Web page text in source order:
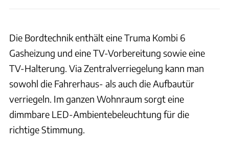
Die Bordtechnik enthält eine Truma Kombi 6
Gasheizung und eine TV-Vorbereitung sowie eine
TV-Halterung. Via Zentralverriegelung kann man
sowohl die Fahrerhaus- als auch die Aufbautür
verriegeln. Im ganzen Wohnraum sorgt eine
dimmbare LED-Ambientebeleuchtung für die
richtige Stimmung.